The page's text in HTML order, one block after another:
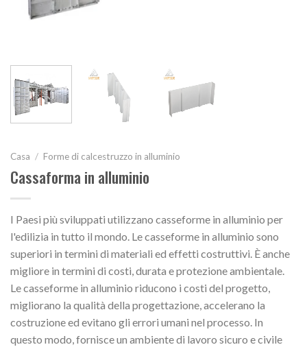
Casa / Forme di calcestruzzo in alluminio
Cassaforma in alluminio
I Paesi più sviluppati utilizzano casseforme in alluminio per
l'edilizia in tutto il mondo. Le casseforme in alluminio sono
superiori in termini di materiali ed effetti costruttivi. È anche
migliore in termini di costi, durata e protezione ambientale.
Le casseforme in alluminio riducono i costi del progetto,
migliorano la qualità della progettazione, accelerano la
costruzione ed evitano gli errori umani nel processo. In
questo modo, fornisce un ambiente di lavoro sicuro e civile